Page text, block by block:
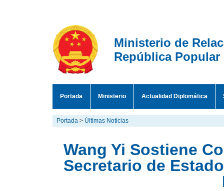
Ministerio de
República Popular
Portada Ministerio Actualidad Diplomática
Portada > Últimas Noticias
Wang Yi Sostiene
Secretario de